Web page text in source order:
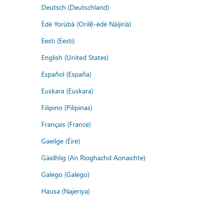
Deutsch (Deutschland)
Èdè Yorùbá (Orilẹ̀-èdè Nàìjíríà)
Eesti (Eesti)
English (United States)
Español (España)
Euskara (Euskara)
Filipino (Pilipinas)
Français (France)
Gaeilge (Éire)
Gàidhlig (An Rìoghachd Aonaichte)
Galego (Galego)
Hausa (Najeriya)